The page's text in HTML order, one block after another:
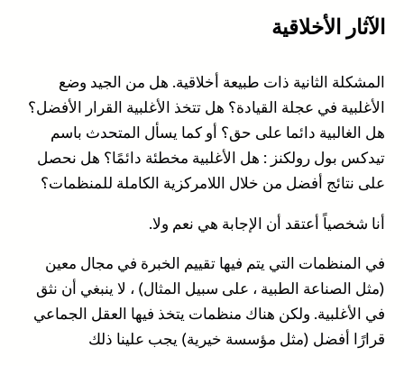
الآثار الأخلاقية
المشكلة الثانية ذات طبيعة أخلاقية. هل من الجيد وضع
الأغلبية في عجلة القيادة؟ هل تتخذ الأغلبية القرار الأفضل؟
هل الغالبية دائما على حق؟ أو كما يسأل المتحدث باسم
تيدكس بول رولكنز : هل الأغلبية مخطئة دائمًا؟ هل نحصل
على نتائج أفضل من خلال اللامركزية الكاملة للمنظمات؟
أنا شخصياً أعتقد أن الإجابة هي نعم ولا.
في المنظمات التي يتم فيها تقييم الخبرة في مجال معين
(مثل الصناعة الطبية ، على سبيل المثال) ، لا ينبغي أن نثق
في الأغلبية. ولكن هناك منظمات يتخذ فيها العقل الجماعي
قرارًا أفضل (مثل مؤسسة خيرية) يجب علينا ذلك